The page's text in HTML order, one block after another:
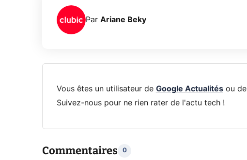
Par Ariane Beky
Vous êtes un utilisateur de Google Actualitésou de
Suivez-nous pour ne rien rater de l'actu tech !
Commentaires 0